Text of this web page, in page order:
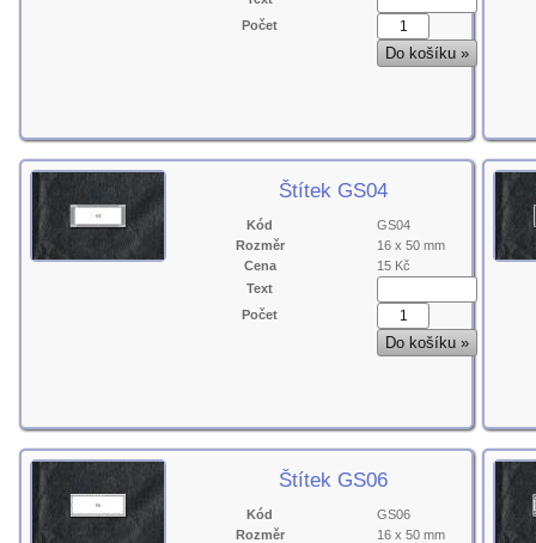
Počet
Štítek GS04
Kód
GS04
Rozměr
16 x 50 mm
Cena
15 Kč
Text
Počet
Štítek GS06
Kód
GS06
Rozměr
16 x 50 mm